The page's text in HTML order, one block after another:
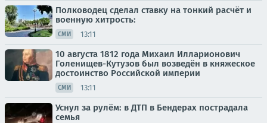
Полководец сделал ставку на тонкий расчёт и
военную хитрость:
СМИ 13:11
10 августа 1812 года Михаил Илларионович
Голенищев-Кутузов был возведён в княжеское
достоинство Российской империи
СМИ 13:11
Уснул за рулём: в ДТП в Бендерах пострадала
семья